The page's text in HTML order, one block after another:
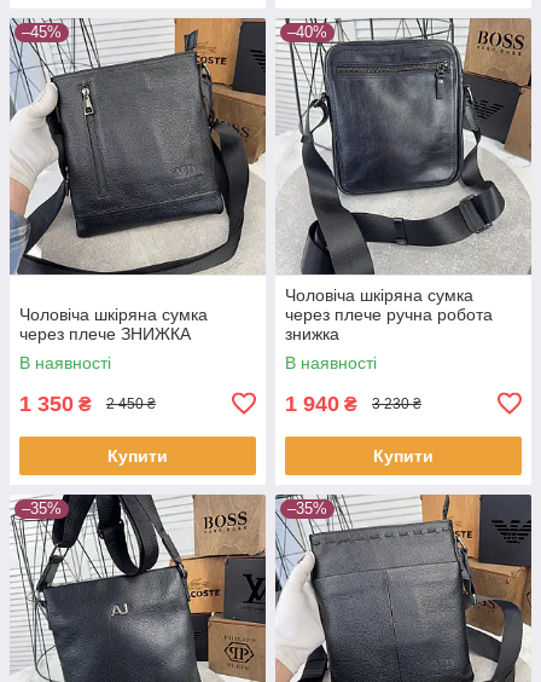
–45%
Чоловіча шкіряна сумка
через плече ЗНИЖКА
В наявності
1 350 ₴ 2 450 ₴
Купити
–40%
Чоловіча шкіряна сумка
через плече ручна робота
знижка
В наявності
1 940 ₴ 3 230 ₴
Купити
–35% –35%